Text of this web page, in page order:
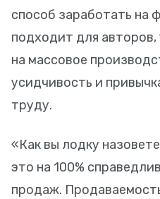
способ заработать на
подходит для
на массовое
усидчивость и
труду.
«Как вы лодку
это на 100%
продаж.